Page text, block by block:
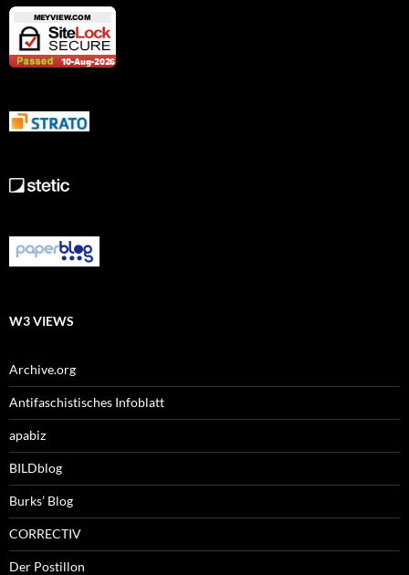
W3 VIEWS
Archive.org
Antifaschistisches Infoblatt
apabiz
BILDblog
Burks’ Blog
CORRECTIV
Der Postillon